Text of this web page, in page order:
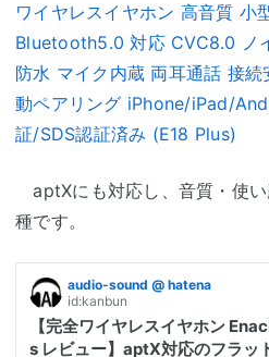
ワイヤレスイヤホン 高音質 小
Bluetooth5.0 対応 CVC8.0 ノ
防水 マイク内蔵 両耳通話 接
動ペアリング iPhone/iPad/
証/SDS認証済み (E18 Plus)
aptXにも対応し、音質・使
種です。